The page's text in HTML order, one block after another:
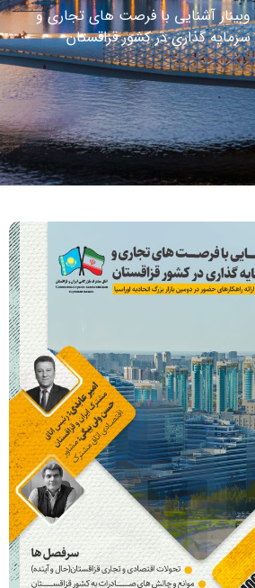
وبینار آشنایی با فرصت های تجاری و
سرمایه گذاری در کشور قزاقستان